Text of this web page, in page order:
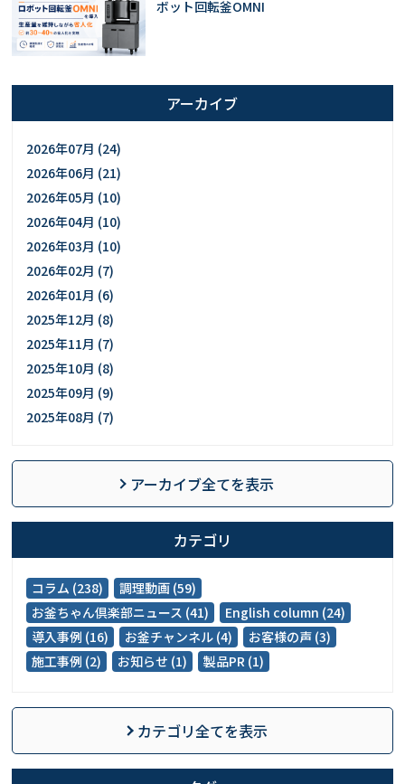
ボット回転釜OMNI
アーカイブ
2026年07月 (24)
2026年06月 (21)
2026年05月 (10)
2026年04月 (10)
2026年03月 (10)
2026年02月 (7)
2026年01月 (6)
2025年12月 (8)
2025年11月 (7)
2025年10月 (8)
2025年09月 (9)
2025年08月 (7)
アーカイブ全てを表示
カテゴリ
コラム (238)
調理動画 (59)
お釜ちゃん倶楽部ニュース (41)
English column (24)
導入事例 (16)
お釜チャンネル (4)
お客様の声 (3)
施工事例 (2)
お知らせ (1) 製品PR (1)
カテゴリ全てを表示